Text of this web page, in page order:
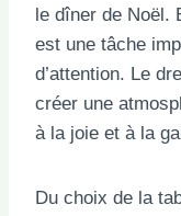
le dîner de Noël.
est une tâche
d’attention. Le
créer une
à la joie et à la
Du choix de la